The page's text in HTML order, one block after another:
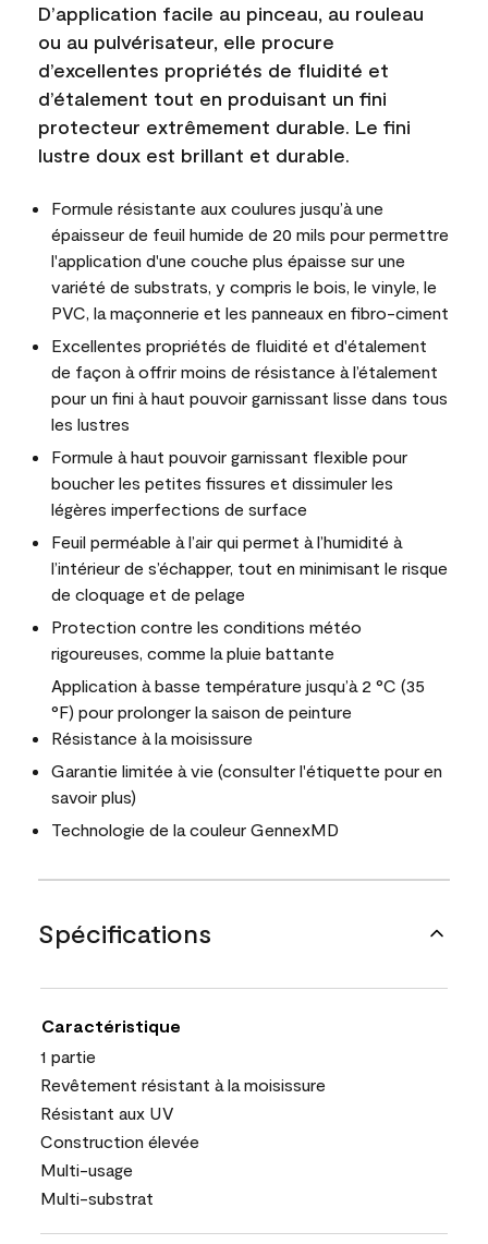
D’application facile au pinceau, au rouleau
ou au pulvérisateur, elle procure
d’excellentes propriétés de fluidité et
d’étalement tout en produisant un fini
protecteur extrêmement durable. Le fini
lustre doux est brillant et durable.
Formule résistante aux coulures jusqu’à une
épaisseur de feuil humide de 20 mils pour permettre
l'application d'une couche plus épaisse sur une
variété de substrats, y compris le bois, le vinyle, le
PVC, la maçonnerie et les panneaux en fibro-ciment
Excellentes propriétés de fluidité et d'étalement
de façon à offrir moins de résistance à l’étalement
pour un fini à haut pouvoir garnissant lisse dans tous
les lustres
Formule à haut pouvoir garnissant flexible pour
boucher les petites fissures et dissimuler les
légères imperfections de surface
Feuil perméable à l’air qui permet à l’humidité à
l’intérieur de s’échapper, tout en minimisant le risque
de cloquage et de pelage
Protection contre les conditions météo
rigoureuses, comme la pluie battante
Application à basse température jusqu’à 2 °C (35
°F) pour prolonger la saison de peinture
Résistance à la moisissure
Garantie limitée à vie (consulter l'étiquette pour en
savoir plus)
Technologie de la couleur GennexMD
Spécifications
Caractéristique
1 partie
Revêtement résistant à la moisissure
Résistant aux UV
Construction élevée
Multi-usage
Multi-substrat